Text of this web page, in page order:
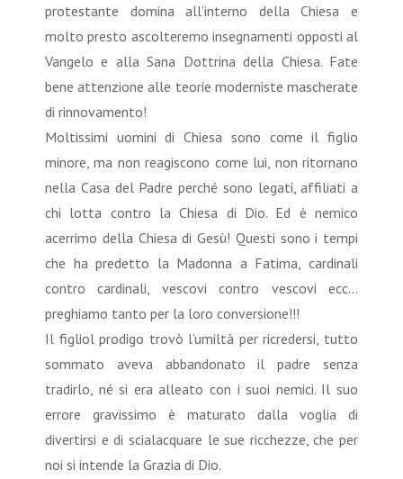
protestante domina all’interno della Chiesa e
molto presto ascolteremo insegnamenti opposti al
Vangelo e alla Sana Dottrina della Chiesa. Fate
bene attenzione alle teorie moderniste mascherate
di rinnovamento!
Moltissimi uomini di Chiesa sono come il figlio
minore, ma non reagiscono come lui, non ritornano
nella Casa del Padre perché sono legati, affiliati a
chi lotta contro la Chiesa di Dio. Ed è nemico
acerrimo della Chiesa di Gesù! Questi sono i tempi
che ha predetto la Madonna a Fatima, cardinali
contro cardinali, vescovi contro vescovi ecc…
preghiamo tanto per la loro conversione!!!
Il figliol prodigo trovò l’umiltà per ricredersi, tutto
sommato aveva abbandonato il padre senza
tradirlo, né si era alleato con i suoi nemici. Il suo
errore gravissimo è maturato dalla voglia di
divertirsi e di scialacquare le sue ricchezze, che per
noi si intende la Grazia di Dio.